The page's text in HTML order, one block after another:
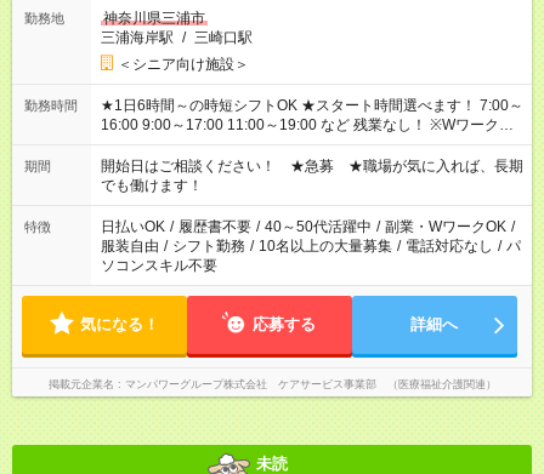
勤務地
神奈川県三浦市
三浦海岸駅 / 三崎口駅
＜シニア向け施設＞
勤務時間
★1日6時間～の時短シフトOK ★スタート時間選べます！ 7:00～
16:00 9:00～17:00 11:00～19:00 など 残業なし！ ※Wワークの
場合、他のお仕事と合わせ週40時間超の就業はご案内できませ
ん ※法令に基づき、週20時間以上勤務は社会保険への加入対象
となります ※労働者派遣法（日雇い派遣の原則禁止）により、
短時間・短期間の就業はご案内が難しい場合があります
期間
開始日はご相談ください！ ★急募 ★職場が気に入れば、長期
でも働けます！
特徴 日払いOK / 履歴書不要 / 40～50代活躍中 / 副業・WワークOK /
服装自由 / シフト勤務 / 10名以上の大量募集 / 電話対応なし / パ
ソコンスキル不要
気になる！ 応募する 詳細へ
掲載元企業名 マンパワーグループ株式会社 ケアサービス事業部 （医療福祉介護関連）
未読